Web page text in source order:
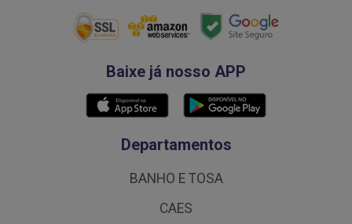
Baixe já nosso APP
Departamentos
BANHO E TOSA
CAES